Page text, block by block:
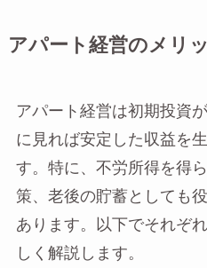
アパート経営のメリ
アパート経営は初期投資
に見れば安定した収益を
す。特に、不労所得を得
策、老後の貯蓄としても
あります。以下でそれぞ
しく解説します。